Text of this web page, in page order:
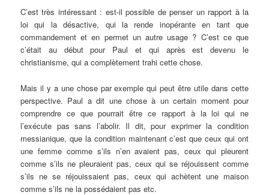
C’est très intéressant : est-il possible de penser un rapport à la
loi qui la désactive, qui la rende inopérante en tant que
commandement et en permet un autre usage ? C’est ce que
c’était au début pour Paul et qui après est devenu le
christianisme, qui a complètement trahi cette chose.
Mais il y a une chose par exemple qui peut être utile dans cette
perspective. Paul a dit une chose à un certain moment pour
comprendre ce que pourrait être ce rapport à la loi qui ne
l’exécute pas sans l’abolir. Il dit, pour exprimer la condition
messianique, que la condition maintenant c’est que ceux qui ont
une femme comme s’ils n’en avaient pas, ceux qui pleurent
comme s’ils ne pleuraient pas, ceux qui se réjouissent comme
s’ils ne se réjouissaient pas, ceux qui achètent une maison
comme s’ils ne la possédaient pas etc.